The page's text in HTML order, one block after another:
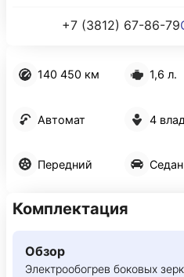
140 450 км 1,6 л.
Автомат 4
Передний Седан
+7 (3812) 67-86-79
Комплектация
Обзор
Электрообогрев боковых